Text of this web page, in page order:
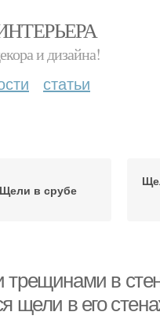
и дизайна!
статьи
Щели в срубе
трещинами в
щели в его